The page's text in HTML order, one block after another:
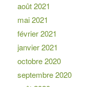
août 2021
mai 2021
février 2021
janvier 2021
octobre 2020
septembre 2020